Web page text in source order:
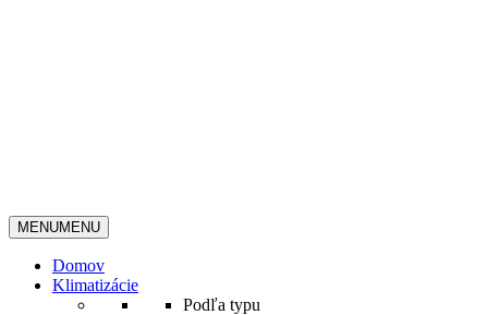
MENUMENU
Domov
Klimatizácie
Podľa typu